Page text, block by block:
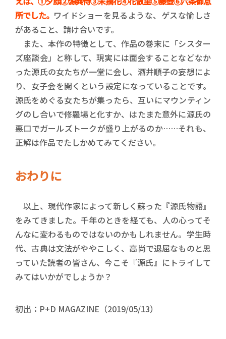
所でした。 ワイドショーを見るような、ゲスな愉しさ
があること、請け合いです。
また、本作の特徴として、作品の巻末に「シスター
ズ座談会」と称して、現実には面会することなどなか
った源氏の女たちが一堂に会し、酒井順子の妄想によ
り、女子会を開くという設定になっていることです。
源氏をめぐる女たちが集ったら、互いにマウンティン
グのし合いで修羅場と化すか、はたまた意外に源氏の
悪口でガールズトークが盛り上がるのか……それも、
正解は作品でたしかめてみてください。
おわりに
以上、現代作家によって新しく蘇った『源氏物語』
をみてきました。千年のときを経ても、人の心ってそ
んなに変わるものではないのかもしれません。学生時
代、古典は文法がややこしく、高尚で退屈なものと思
っていた読者の皆さん、今こそ『源氏』にトライして
みてはいかがでしょうか？
初出：P+D MAGAZINE（2019/05/13）